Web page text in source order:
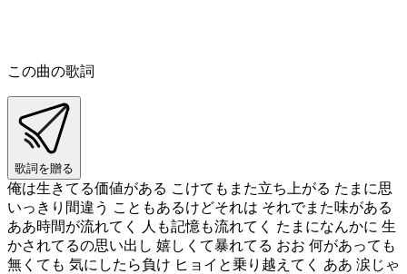
この曲の歌詞
歌詞を贈る
俺は生きてる価値がある こけてもまた立ち上がる たまに思
いっきり間違う こともあるけどそれは それでまた味がある
ああ時間が流れてく 人も記憶も流れてく たまになんかに 生
かされてるの思い出し 嬉しくて暴れてる おお 何があっても
無くても 気にしたら負け ヒョイと乗り越えてく ああ 涙じゃ